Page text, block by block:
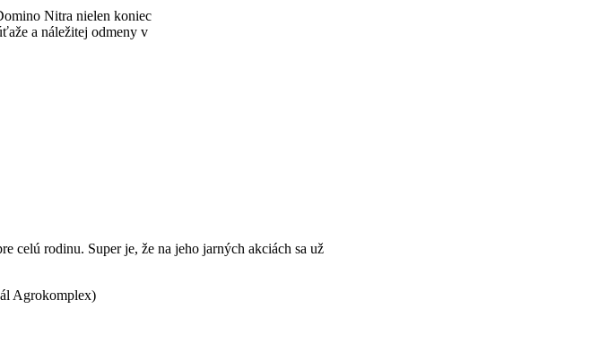
Nitra nielen koniec
a náležitej odmeny v
celú rodinu. Super je, že na jeho jarných akciách sa už
Agrokomplex)